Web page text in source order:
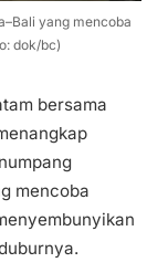
yang mencoba
dok/bc)
bersama
mencoba